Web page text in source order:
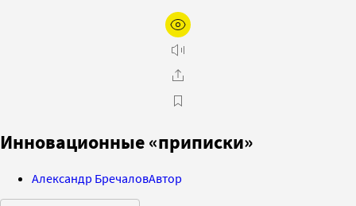
Инновационные «приписки»
Александр БречаловАвтор